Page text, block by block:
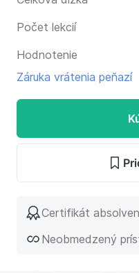
Počet lekcií
Hodnotenie
Záruka vrátenia peňazí
Certifikát
Neobmedzený